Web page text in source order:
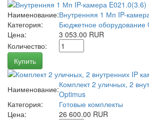
Наименование:Внутренняя 1 Мп IP-
Категория:
Бюджетное оборудование
Цена:
3 053.00 RUR
Количество:
Купить
Наименование:Комплект 2 уличных, 2
Optimus
Категория:
Готовые комплекты
Цена:
26 600.00 RUR